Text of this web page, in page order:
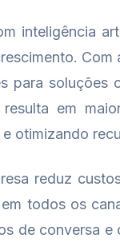
inteligência
para
em
otimizando
reduz
todos os
de conversa